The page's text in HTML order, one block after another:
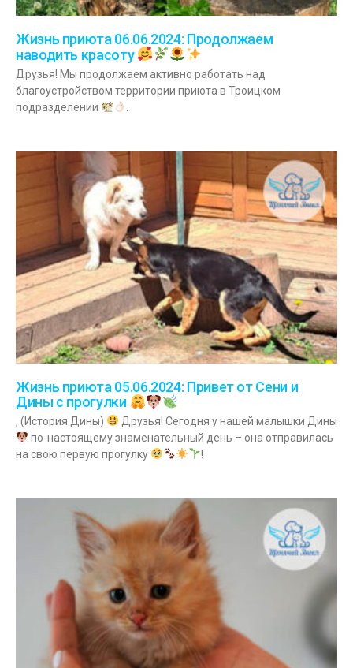
Жизнь приюта 06.06.2024: Продолжаем
наводить красоту
Друзья! Мы продолжаем активно работать над
благоустройством территории приюта в Троицком
подразделении
Жизнь приюта 05.06.2024: Привет от Сени и
Дины с прогулки
, (История Дины)
Друзья! Сегодня у нашей малышки Дины
по-настоящему знаменательный день – она отправилась
на свою первую прогулку
!